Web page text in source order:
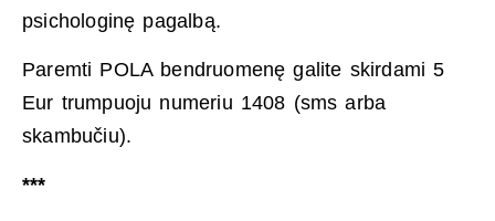
psichologinę pagalbą.
Paremti POLA bendruomenę galite skirdami 5
Eur trumpuoju numeriu 1408 (sms arba
skambučiu).
***